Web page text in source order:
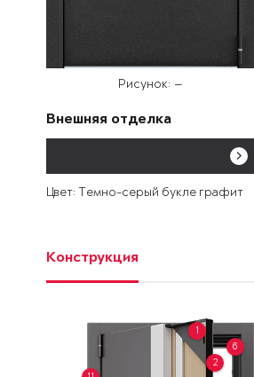
Рисунок: —
Внешняя отделка
Цвет: Темно-серый букле графит
Конструкция
1
2
6